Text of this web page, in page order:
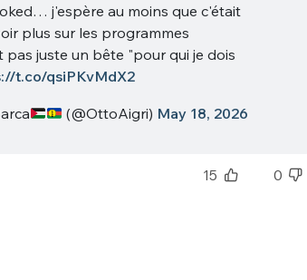
j'espère au moins que c'était
plus sur les programmes
pas juste un bête "pour qui je dois
t.co/qsiPKvMdX2
(@OttoAigri) May 18, 2026
15 0